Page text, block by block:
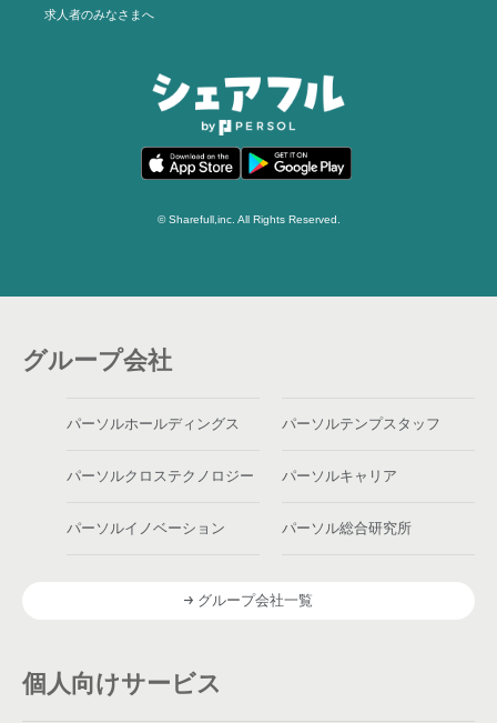
求人者のみなさまへ
© Sharefull,inc. All Rights Reserved.
グループ会社
パーソルホールディングス パーソルテンプスタッフ
パーソルクロステクノロジー パーソルキャリア
パーソルイノベーション パーソル総合研究所
グループ会社一覧
個人向けサービス